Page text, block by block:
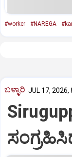
#worker #NAREGA
ಬಳ್ಳಾರಿ JUL 17, 2026,